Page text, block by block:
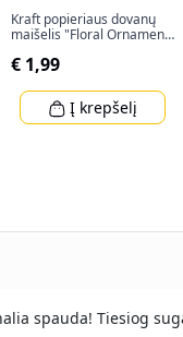
Kraft popieriaus dovanų
maišelis "Floral Ornament"
€ 1,99
Į krepšelį
spauda! Tiesiog